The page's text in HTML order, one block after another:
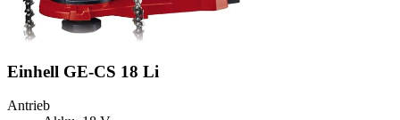
Einhell GE-CS 18 Li
Antrieb